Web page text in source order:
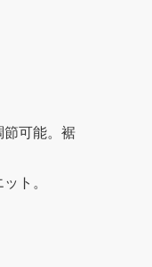
節可能。裾
ト。